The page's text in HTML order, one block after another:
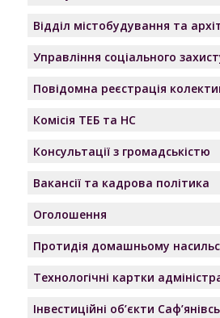
Відділ містобудування та
Управління соціального
Повідомна реєстрація
Комісія ТЕБ та НС
Консультації з громадськістю
Вакансії та кадрова політика
Оголошення
Протидія домашньому
Технологічні картки
Інвестиційні об’єкти